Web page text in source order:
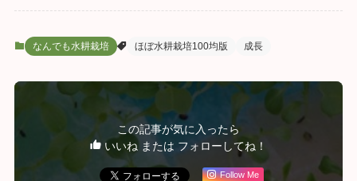
なんでも水耕栽培 ほぼ水耕栽培100均版 成長
この記事が気に入ったら
いいね または フォローしてね！
Follow Me